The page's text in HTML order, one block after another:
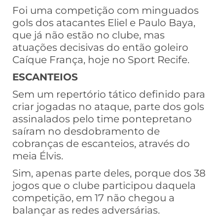
Foi uma competição com minguados
gols dos atacantes Eliel e Paulo Baya,
que já não estão no clube, mas
atuações decisivas do então goleiro
Caíque França, hoje no Sport Recife.
ESCANTEIOS
Sem um repertório tático definido para
criar jogadas no ataque, parte dos gols
assinalados pelo time pontepretano
saíram no desdobramento de
cobranças de escanteios, através do
meia Élvis.
Sim, apenas parte deles, porque dos 38
jogos que o clube participou daquela
competição, em 17 não chegou a
balançar as redes adversárias.